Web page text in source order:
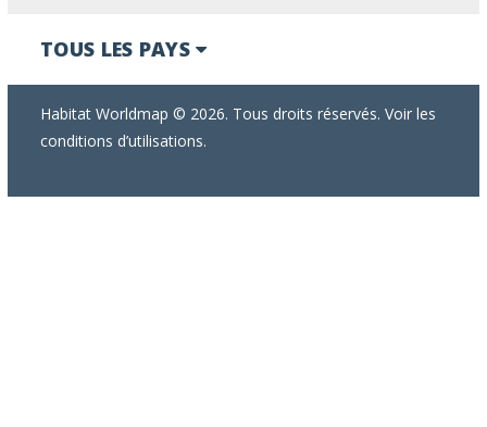
TOUS LES PAYS
Habitat Worldmap © 2026. Tous droits réservés. Voir les
conditions d’utilisations.